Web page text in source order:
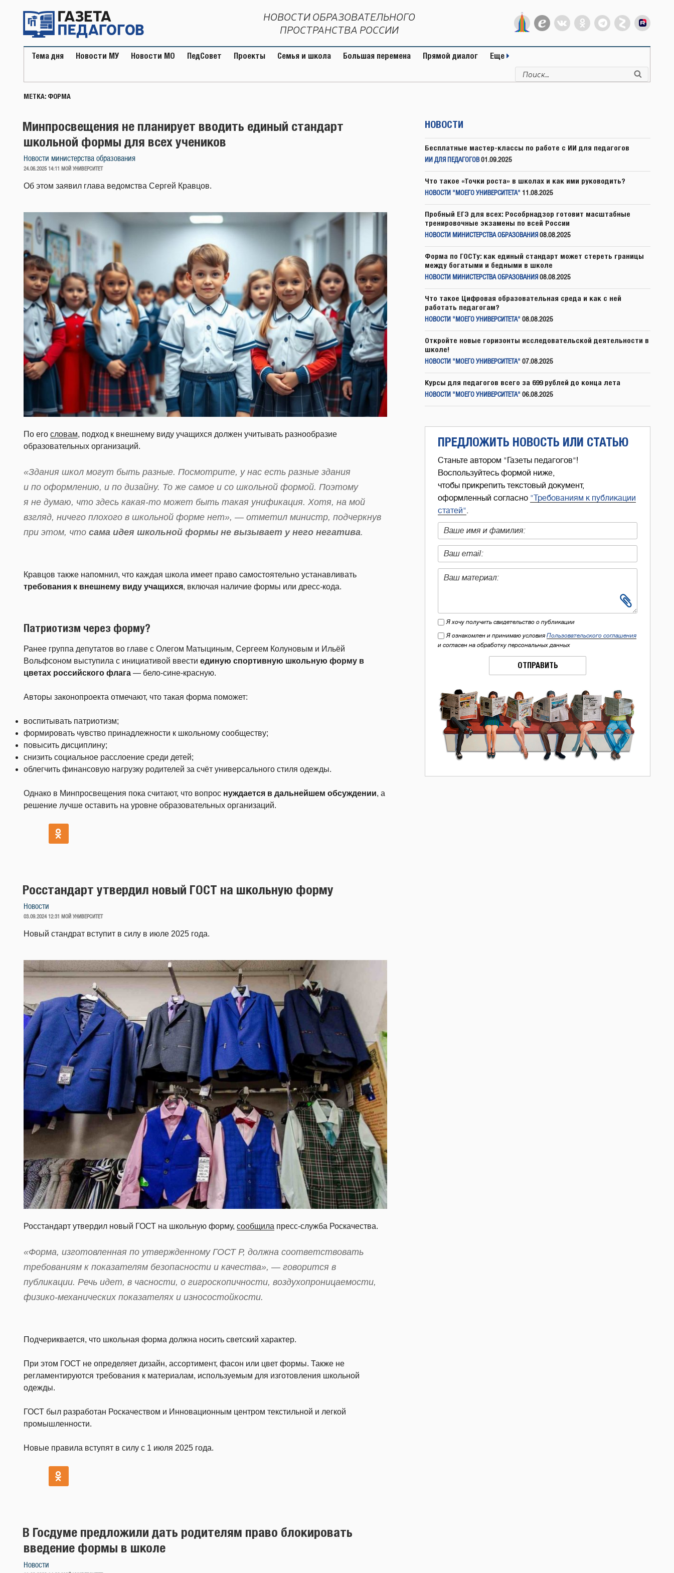
содержимому
НОВОСТИ ОБРАЗОВАТЕЛЬНОГО
ПРОСТРАНСТВА РОССИИ
Тема дня Новости МУ Новости МО ПедСовет Проекты Семья и школа Большая перемена Прямой диалог Еще
Искать:
МЕТКА: ФОРМА
Минпросвещения не планирует вводить единый стандарт
школьной формы для всех учеников
Новости министерства образования
ОПУБЛИКОВАНО
24.06.2025 14:11 МОЙ УНИВЕРСИТЕТ
Об этом заявил глава ведомства Сергей Кравцов.
По его словам, подход к внешнему виду учащихся должен учитывать разнообразие
образовательных организаций.
«Здания школ могут быть разные. Посмотрите, у нас есть разные здания
и по оформлению, и по дизайну. То же самое и со школьной формой. Поэтому
я не думаю, что здесь какая-то может быть такая унификация. Хотя, на мой
взгляд, ничего плохого в школьной форме нет», — отметил министр, подчеркнув
при этом, что сама идея школьной формы не вызывает у него негатива.
Кравцов также напомнил, что каждая школа имеет право самостоятельно устанавливать
требования к внешнему виду учащихся, включая наличие формы или дресс-кода.
Патриотизм через форму?
Ранее группа депутатов во главе с Олегом Матыциным, Сергеем Колуновым и Ильёй
Вольфсоном выступила с инициативой ввести единую спортивную школьную форму в
цветах российского флага — бело-сине-красную.
Авторы законопроекта отмечают, что такая форма поможет:
воспитывать патриотизм;
формировать чувство принадлежности к школьному сообществу;
повысить дисциплину;
снизить социальное расслоение среди детей;
облегчить финансовую нагрузку родителей за счёт универсального стиля одежды.
Однако в Минпросвещения пока считают, что вопрос нуждается в дальнейшем обсуждении, а
решение лучше оставить на уровне образовательных организаций.
Росстандарт утвердил новый ГОСТ на школьную форму
Новости
ОПУБЛИКОВАНО
03.09.2024 12:31 МОЙ УНИВЕРСИТЕТ
Новый стандрат вступит в силу в июле 2025 года.
Росстандарт утвердил новый ГОСТ на школьную форму, сообщила пресс-служба Роскачества.
«Форма, изготовленная по утвержденному ГОСТ Р, должна соответствовать
требованиям к показателям безопасности и качества», — говорится в
публикации. Речь идет, в часности, о гигроскопичности, воздухопроницаемости,
физико-механических показателях и износостойкости.
Подчериквается, что школьная форма должна носить светский характер.
При этом ГОСТ не определяет дизайн, ассортимент, фасон или цвет формы. Также не
регламентируются требования к материалам, используемым для изготовления школьной
одежды.
ГОСТ был разработан Роскачеством и Инновационным центром текстильной и легкой
промышленности.
Новые правила вступят в силу с 1 июля 2025 года.
В Госдуме предложили дать родителям право блокировать
введение формы в школе
Новости
НОВОСТИ
Бесплатные мастер-классы по работе с ИИ для педагогов
ИИ ДЛЯ ПЕДАГОГОВ 01.09.2025
Что такое «Точки роста» в школах и как ими руководить?
НОВОСТИ "МОЕГО УНИВЕРСИТЕТА" 11.08.2025
Пробный ЕГЭ для всех: Рособрнадзор готовит масштабные
тренировочные экзамены по всей России
НОВОСТИ МИНИСТЕРСТВА ОБРАЗОВАНИЯ 08.08.2025
Форма по ГОСТу: как единый стандарт может стереть границы
между богатыми и бедными в школе
НОВОСТИ МИНИСТЕРСТВА ОБРАЗОВАНИЯ 08.08.2025
Что такое Цифровая образовательная среда и как с ней
работать педагогам?
НОВОСТИ "МОЕГО УНИВЕРСИТЕТА" 08.08.2025
Откройте новые горизонты исследовательской деятельности в
школе!
НОВОСТИ "МОЕГО УНИВЕРСИТЕТА" 07.08.2025
Курсы для педагогов всего за 699 рублей до конца лета
НОВОСТИ "МОЕГО УНИВЕРСИТЕТА" 06.08.2025
ПРЕДЛОЖИТЬ НОВОСТЬ ИЛИ СТАТЬЮ
Станьте автором "Газеты педагогов"!
Воспользуйтесь формой ниже,
чтобы прикрепить текстовый документ,
оформленный согласно "Требованиям к публикации
статей"
Я хочу получить свидетельство о публикации
Я ознакомлен и принимаю условия Пользовательского соглашения
и согласен на обработку персональных данных
ОТПРАВИТЬ